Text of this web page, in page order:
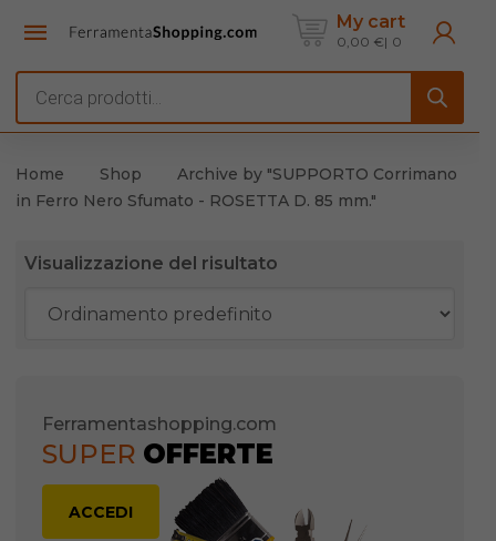
My cart
0,00 € 0
Home Shop
Archive by "SUPPORTO Corrimano
in Ferro Nero Sfumato - ROSETTA D. 85 mm."
Visualizzazione del risultato
Ferramentashopping.com
SUPER OFFERTE
ACCEDI